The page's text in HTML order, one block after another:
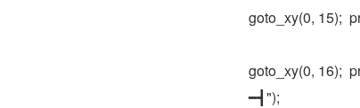
goto_xy(0, 15);
goto_xy(0, 16);
━┫");